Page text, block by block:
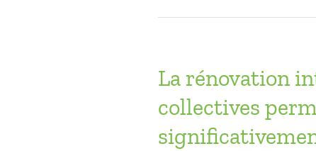
La rénovation
collectives